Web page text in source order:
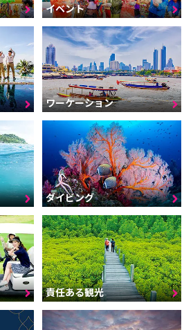
イベント
ワーケーション
ダイビング
責任ある観光